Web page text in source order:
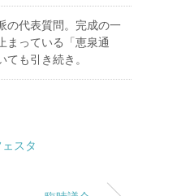
の代表質問。完成の一
まっている「恵泉通
ても引き続き。
スタ